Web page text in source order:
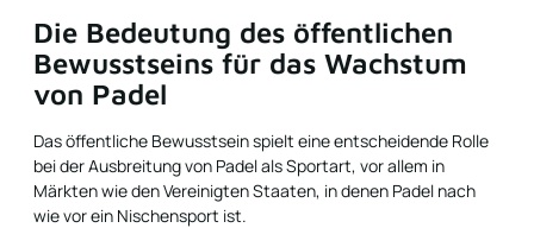
Die Bedeutung des öffentlichen
Bewusstseins für das Wachstum
von Padel
Das öffentliche Bewusstsein spielt eine entscheidende Rolle
bei der Ausbreitung von Padel als Sportart, vor allem in
Märkten wie den Vereinigten Staaten, in denen Padel nach
wie vor ein Nischensport ist.